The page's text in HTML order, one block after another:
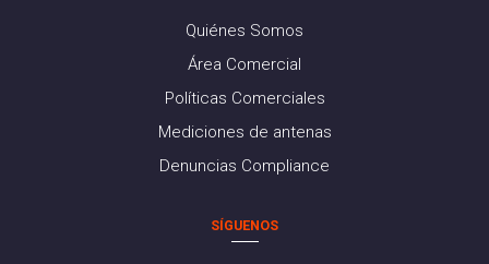
Quiénes Somos
Área Comercial
Políticas Comerciales
Mediciones de antenas
Denuncias Compliance
SÍGUENOS